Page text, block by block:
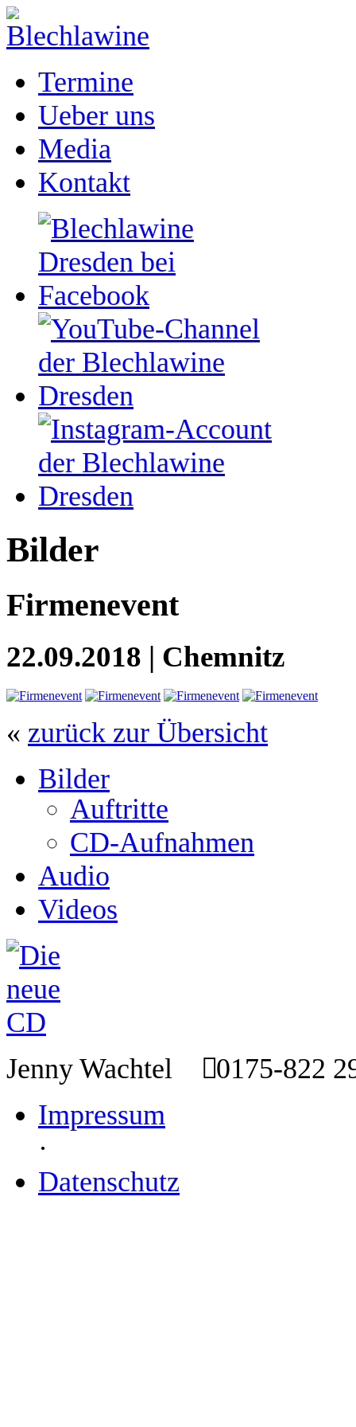
Termine
Ueber uns
Media
Kontakt
Bilder
Firmenevent
22.09.2018 | Chemnitz
« zurück zur Übersicht
Bilder
Auftritte
CD-Aufnahmen
Audio
Videos
Jenny Wachtel
0175-822
Impressum
·
Datenschutz